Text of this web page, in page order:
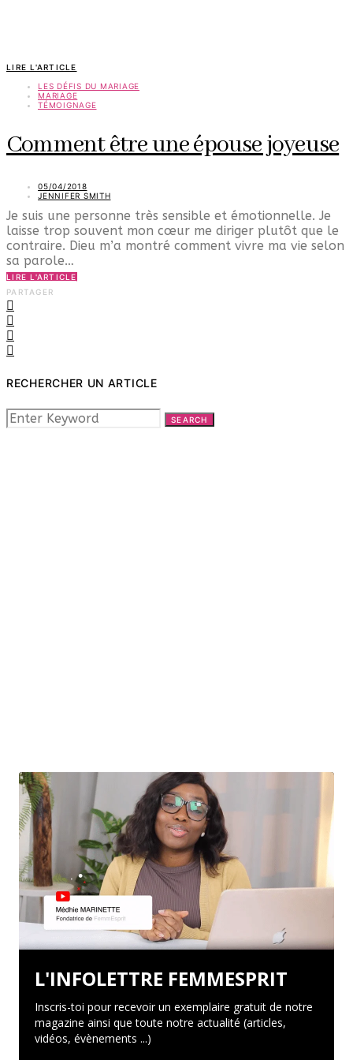
LIRE L'ARTICLE
LES DÉFIS DU MARIAGE
MARIAGE
TÉMOIGNAGE
Comment être une épouse joyeuse
05/04/2018
JENNIFER SMITH
Je suis une personne très sensible et émotionnelle. Je
laisse trop souvent mon cœur me diriger plutôt que le
contraire. Dieu m’a montré comment vivre ma vie selon
sa parole…
LIRE L'ARTICLE
PARTAGER
RECHERCHER UN ARTICLE
SEARCH
FOR:
SEARCH
L'INFOLETTRE FEMMESPRIT
Inscris-toi pour recevoir un exemplaire gratuit de notre
magazine ainsi que toute notre actualité (articles,
vidéos, évènements ...)